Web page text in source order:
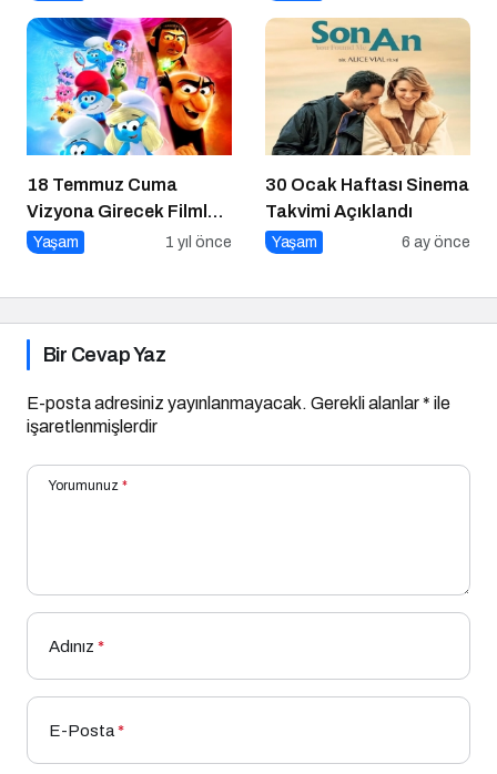
18 Temmuz Cuma
Vizyona Girecek Filmler
Belli Oldu
Yaşam 1 yıl önce
30 Ocak Haftası Sinema
Takvimi Açıklandı
Yaşam 6 ay önce
Bir Cevap Yaz
E-posta adresiniz yayınlanmayacak. Gerekli alanlar* ile
işaretlenmişlerdir
Yorumunuz *
Adınız *
E-Posta*